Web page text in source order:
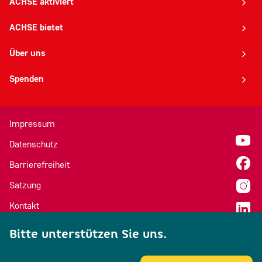
ACHSE bietet
Über uns
Spenden
Impressum
Datenschutz
Barrierefreiheit
Satzung
Kontakt
Bitte unterstützen Sie uns.
externen Anbietern ein.
Beim Laden dieser Inhalte wird Ihre IP-Adresse
an die jeweiligen Anbieter übermittelt und es
können Daten an Server außerhalb der EU